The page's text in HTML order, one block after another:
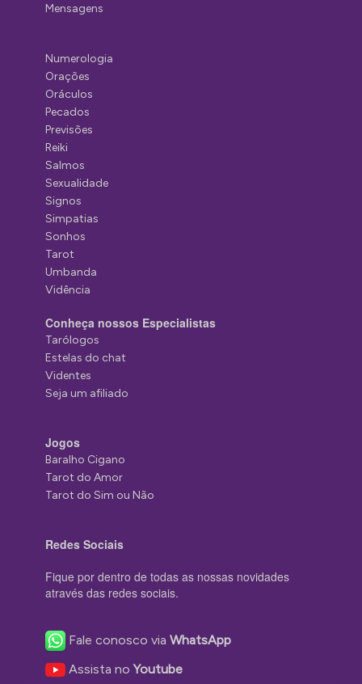
Mensagens
Numerologia
Orações
Oráculos
Pecados
Previsões
Reiki
Salmos
Sexualidade
Signos
Simpatias
Sonhos
Tarot
Umbanda
Vidência
Conheça nossos Especialistas
Tarólogos
Estelas do chat
Videntes
Seja um afiliado
Jogos
Baralho Cigano
Tarot do Amor
Tarot do Sim ou Não
Redes Sociais
Fique por dentro de todas as nossas novidades
através das redes sociais.
Fale conosco viaWhatsApp
Assista noYoutube